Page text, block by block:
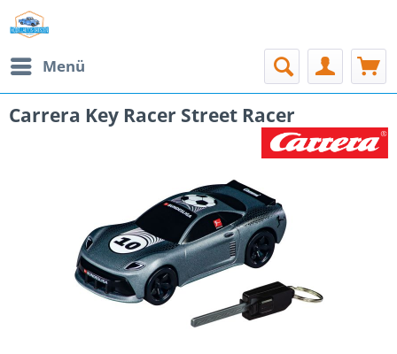
Menü
Carrera Key Racer Street Racer